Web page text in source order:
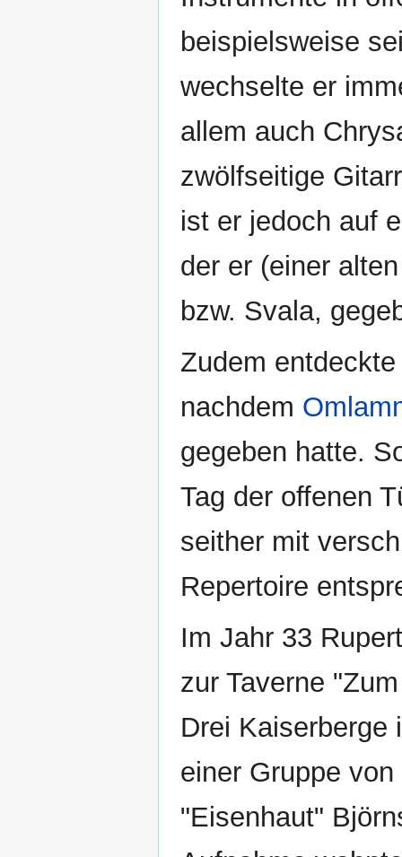
beispielsweise
wechselte er
allem auch
zwölfseitige
ist er jedoch auf
der er (einer
bzw. Svala,
Zudem
nachdem
gegeben hatte.
Tag der offenen
seither mit
Repertoire
Im Jahr 33
zur Taverne
Drei Kaiserberge
einer Gruppe
"Eisenhaut"